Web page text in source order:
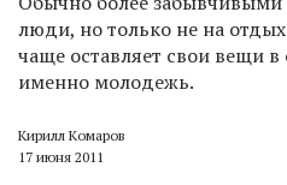
люди, но только не на
чаще оставляет свои вещи
именно молодежь.
Кирилл Комаров
17 июня 2011